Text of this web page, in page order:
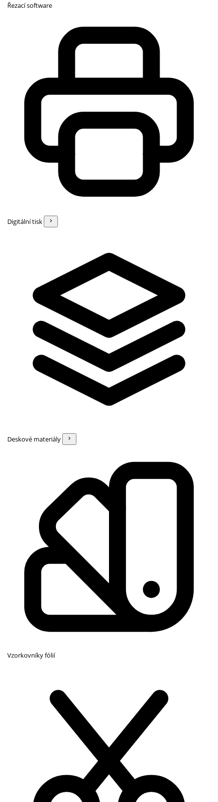
Řezací software
Digitální tisk
Deskové materiály
Vzorkovníky fólií